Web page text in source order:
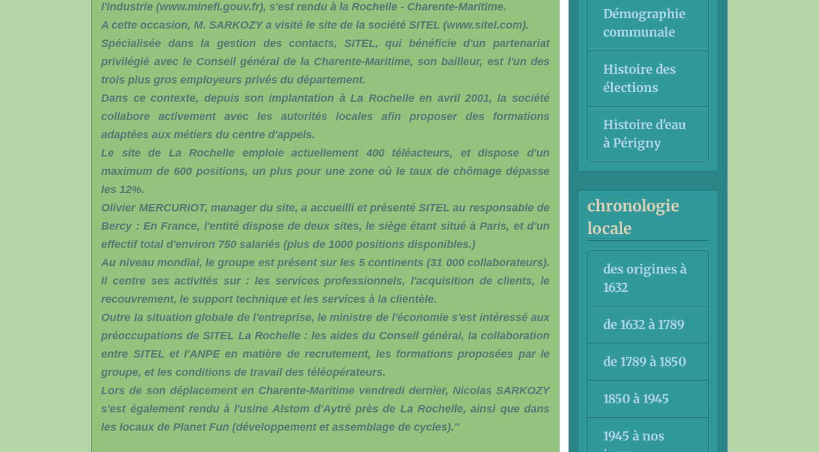
l'industrie (www.minefi.gouv.fr), s'est rendu à la Rochelle - Charente-Maritime.
A cette occasion, M. SARKOZY a visité le site de la société SITEL (www.sitel.com).
Spécialisée dans la gestion des contacts, SITEL, qui bénéficie d'un partenariat
privilégié avec le Conseil général de la Charente-Maritime, son bailleur, est l'un des
trois plus gros employeurs privés du département.
Dans ce contexte, depuis son implantation à La Rochelle en avril 2001, la société
collabore activement avec les autorités locales afin proposer des formations
adaptées aux métiers du centre d'appels.
Le site de La Rochelle emploie actuellement 400 téléacteurs, et dispose d'un
maximum de 600 positions, un plus pour une zone où le taux de chômage dépasse
les 12%.
Olivier MERCURIOT, manager du site, a accueilli et présenté SITEL au responsable de
Bercy : En France, l'entité dispose de deux sites, le siège étant situé à Paris, et d'un
effectif total d'environ 750 salariés (plus de 1000 positions disponibles.)
Au niveau mondial, le groupe est présent sur les 5 continents (31 000 collaborateurs).
Il centre ses activités sur : les services professionnels, l'acquisition de clients, le
recouvrement, le support technique et les services à la clientèle.
Outre la situation globale de l'entreprise, le ministre de l'économie s'est intéressé aux
préoccupations de SITEL La Rochelle : les aides du Conseil général, la collaboration
entre SITEL et l'ANPE en matière de recrutement, les formations proposées par le
groupe, et les conditions de travail des téléopérateurs.
Lors de son déplacement en Charente-Maritime vendredi dernier, Nicolas SARKOZY
s'est également rendu à l'usine Alstom d'Aytré près de La Rochelle, ainsi que dans
les locaux de Planet Fun (développement et assemblage de cycles)."
Démographie
communale
Histoire des
élections
Histoire d'eau
à Périgny
chronologie
locale
des origines à
1632
de 1632 à 1789
de 1789 à 1850
1850 à 1945
1945 à nos